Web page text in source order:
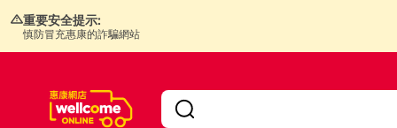
重要安全提示:
慎防冒充惠康的詐騙網站